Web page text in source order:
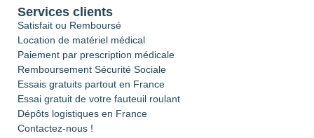
Services clients
Satisfait ou Remboursé
Location de matériel médical
Paiement par prescription médicale
Remboursement Sécurité Sociale
Essais gratuits partout en France
Essai gratuit de votre fauteuil roulant
Dépôts logistiques en France
Contactez-nous !